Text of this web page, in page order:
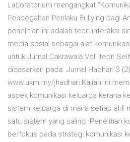
Laboratorium mengangkat
Pencegahan Perilaku Bullying bagi
penelitian ini adalah teori interaksi
media sosial sebagai alat
untuk Jurnal Cakrawala Vol. teori
didasarkan pada. Jurnal Hadhari 3
www.ukm.my/jhadhari Kajian ini
aspek komunikasi keluarga kerana
sistem keluarga di mana setiap ahli
satu sistem yang saling Penelitian
berfokus pada strategi komunikasi